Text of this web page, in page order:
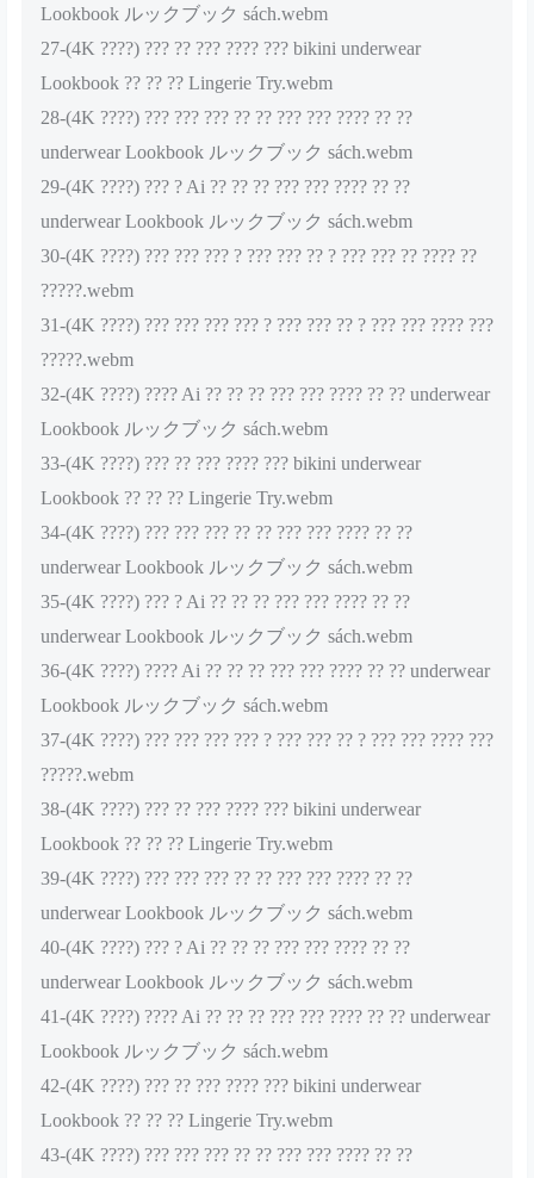
Lookbook ルックブック sách.webm
27-(4K ????) ??? ?? ??? ???? ??? bikini underwear
Lookbook ?? ?? ?? Lingerie Try.webm
28-(4K ????) ??? ??? ??? ?? ?? ??? ??? ???? ?? ??
underwear Lookbook ルックブック sách.webm
29-(4K ????) ??? ? Ai ?? ?? ?? ??? ??? ???? ?? ??
underwear Lookbook ルックブック sách.webm
30-(4K ????) ??? ??? ??? ? ??? ??? ?? ? ??? ??? ?? ???? ??
?????.webm
31-(4K ????) ??? ??? ??? ??? ? ??? ??? ?? ? ??? ??? ???? ???
?????.webm
32-(4K ????) ???? Ai ?? ?? ?? ??? ??? ???? ?? ?? underwear
Lookbook ルックブック sách.webm
33-(4K ????) ??? ?? ??? ???? ??? bikini underwear
Lookbook ?? ?? ?? Lingerie Try.webm
34-(4K ????) ??? ??? ??? ?? ?? ??? ??? ???? ?? ??
underwear Lookbook ルックブック sách.webm
35-(4K ????) ??? ? Ai ?? ?? ?? ??? ??? ???? ?? ??
underwear Lookbook ルックブック sách.webm
36-(4K ????) ???? Ai ?? ?? ?? ??? ??? ???? ?? ?? underwear
Lookbook ルックブック sách.webm
37-(4K ????) ??? ??? ??? ??? ? ??? ??? ?? ? ??? ??? ???? ???
?????.webm
38-(4K ????) ??? ?? ??? ???? ??? bikini underwear
Lookbook ?? ?? ?? Lingerie Try.webm
39-(4K ????) ??? ??? ??? ?? ?? ??? ??? ???? ?? ??
underwear Lookbook ルックブック sách.webm
40-(4K ????) ??? ? Ai ?? ?? ?? ??? ??? ???? ?? ??
underwear Lookbook ルックブック sách.webm
41-(4K ????) ???? Ai ?? ?? ?? ??? ??? ???? ?? ?? underwear
Lookbook ルックブック sách.webm
42-(4K ????) ??? ?? ??? ???? ??? bikini underwear
Lookbook ?? ?? ?? Lingerie Try.webm
43-(4K ????) ??? ??? ??? ?? ?? ??? ??? ???? ?? ??